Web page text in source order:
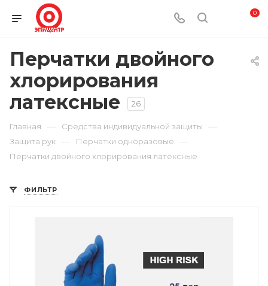
0
Перчатки двойного
хлорирования
латексные
26
Главная — Средства индивидуальной защиты —
Защита рук — Перчатки одноразовые —
Перчатки двойного хлорирования латексные
ФИЛЬТР